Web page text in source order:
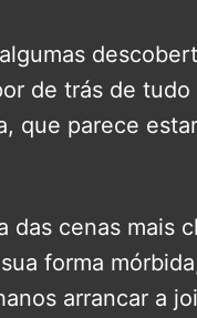
de trás de
que parece
das cenas mais
forma
arrancar a